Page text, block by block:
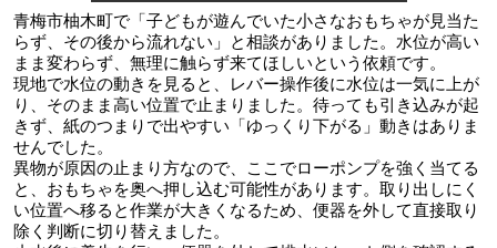
青梅市柚木町で「子どもが遊んでいた小さなおもちゃが見当た
らず、その後から流れない」と相談がありました。水位が高い
まま変わらず、無理に触らず来てほしいという依頼です。
現地で水位の動きを見ると、レバー操作後に水位は一気に上が
り、そのまま高い位置で止まりました。待っても引き込みが起
きず、紙のつまりで出やすい「ゆっくり下がる」動きはありま
せんでした。
異物が原因の止まり方なので、ここでローポンプを強く当てる
と、おもちゃを奥へ押し込む可能性があります。取り出しにく
い位置へ移ると作業が大きくなるため、便器を外して直接取り
除く判断に切り替えました。